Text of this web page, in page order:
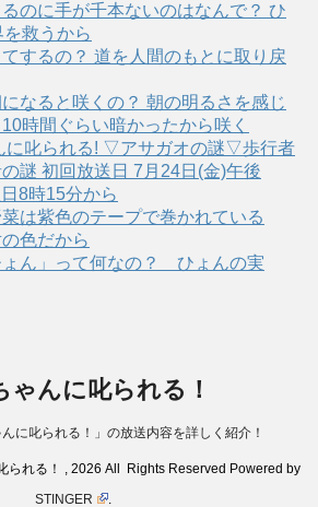
のに手が千本ないのはなんで？ ひ
救うから
するの？ 道を人間のもとに取り戻
なると咲くの？ 朝の明るさを感じ
時間ぐらい暗かったから咲く
に叱られる! ▽アサガオの謎▽歩行者
謎 初回放送日 7月24日(金)午後
8時15分から
は紫色のテープで巻かれている
色だから
ょん」って何なの？ ひょんの実
ゃんに叱られる！
に叱られる！」の放送内容を詳しく紹介！
られる！ , 2026 All Rights Reserved Powered by
STINGER
.